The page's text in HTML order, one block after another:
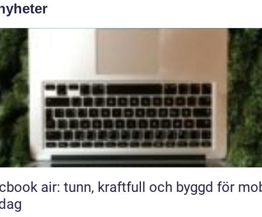
air: tunn, kraftfull och byggd för